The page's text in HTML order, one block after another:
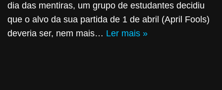
dia das mentiras, um grupo de estudantes decidiu
que o alvo da sua partida de 1 de abril (April Fools)
deveria ser, nem mais… Ler mais »